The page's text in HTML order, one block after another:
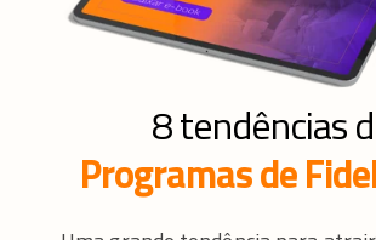
8 tendências
Programas de